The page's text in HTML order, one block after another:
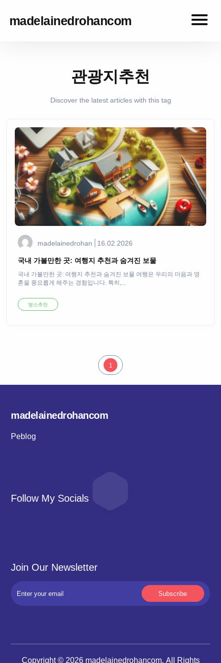
madelainedrohancom
관광지추천
Discover the latest articles with this tag
madelainedrohan 16.02.2026
국내 가볼만한 곳: 여행지 추천과 숨겨진 보물
국내 가볼만한 곳: 여행지 추천과 숨겨진 보물 여행은 우리의 마음과 영
혼을 풍요롭게 해주는 경험입니다. 특히,...
명소추천
1
madelainedrohancom
Peblog
Follow My Socials
Join Our Newsletter
Copyright © 2026 madelainedrohancom. All Rights